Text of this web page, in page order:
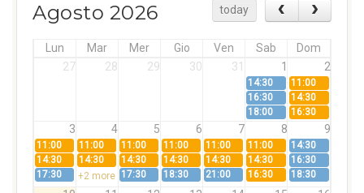
Agosto 2026 today
Lun Mar Mer Gio Ven Sab
Dom
27
28 29 30 31 1 2
14:30
11:00
16:30
14:30
18:00
16:30
3 4 5 6 7 8 9
11:00 11:00 11:00 11:00 11:00 11:00
14:30
14:30
14:30 14:30 14:30 14:30 14:30
16:30
17:30
+2 more 17:30 18:30 21:00 16:30 18:30